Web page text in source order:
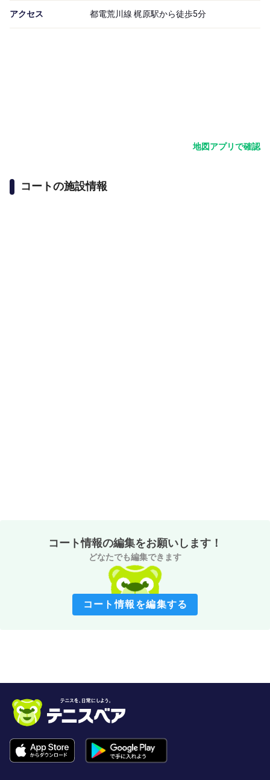
アクセス 都電荒川線 梶原駅から徒歩5分
地図アプリで確認
コートの施設情報
コート情報の編集をお願いします！
どなたでも編集できます
コート情報を編集する